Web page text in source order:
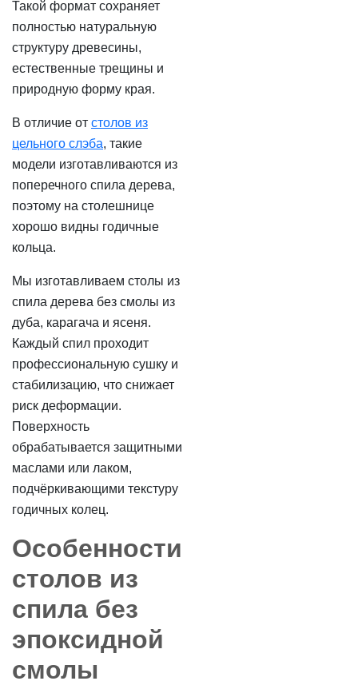
Такой формат сохраняет
полностью натуральную
структуру древесины,
естественные трещины и
природную форму края.
В отличие от столов из
цельного слэба, такие
модели изготавливаются из
поперечного спила дерева,
поэтому на столешнице
хорошо видны годичные
кольца.
Мы изготавливаем столы из
спила дерева без смолы из
дуба, карагача и ясеня.
Каждый спил проходит
профессиональную сушку и
стабилизацию, что снижает
риск деформации.
Поверхность
обрабатывается защитными
маслами или лаком,
подчёркивающими текстуру
годичных колец.
Особенности
столов из
спила без
эпоксидной
смолы